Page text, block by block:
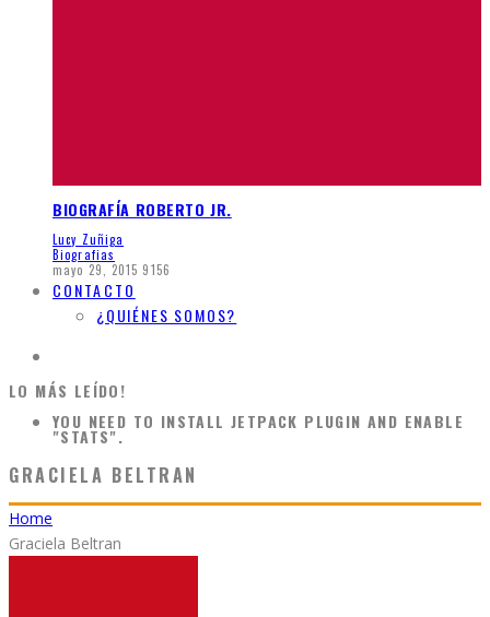
BIOGRAFÍA ROBERTO JR.
Lucy Zuñiga
Biografias
mayo 29, 2015 9156
CONTACTO
¿QUIÉNES SOMOS?
LO MÁS LEÍDO!
YOU NEED TO INSTALL JETPACK PLUGIN AND ENABLE
"STATS".
GRACIELA BELTRAN
Home
Graciela Beltran